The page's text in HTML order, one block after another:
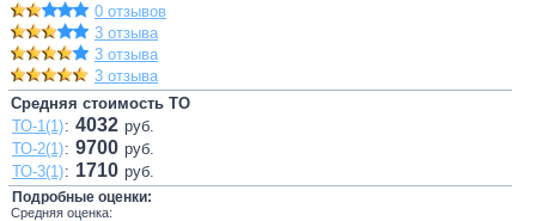
0 отзывов
3 отзыва
3 отзыва
3 отзыва
Средняя стоимость ТО
ТО-1(1): 4032 руб.
ТО-2(1): 9700 руб.
ТО-3(1): 1710 руб.
Подробные оценки:
Средняя оценка: